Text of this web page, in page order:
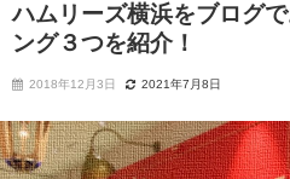
ハムリーズ横浜をブログ
ング３つを紹介！
2018年12月3日 2021年7月8日